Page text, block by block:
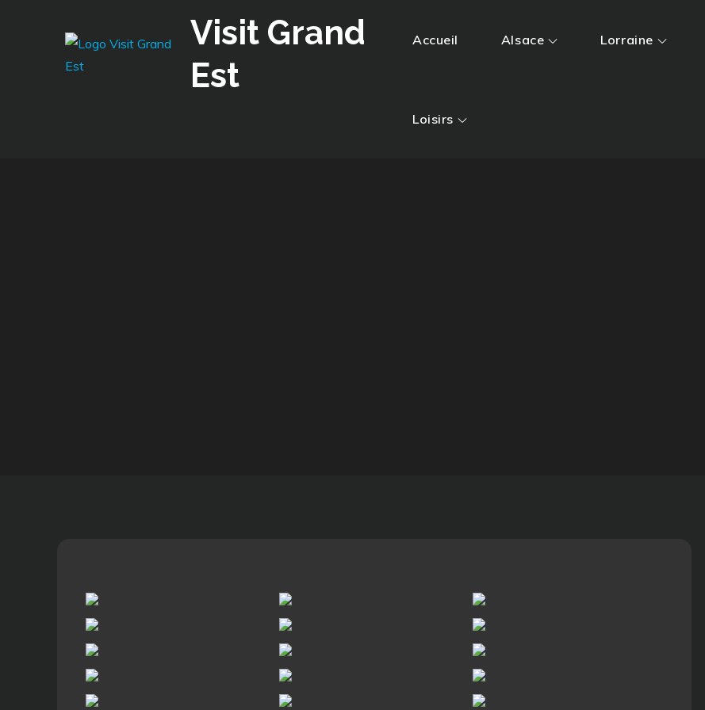
Visit Grand
Est
Accueil Alsace Lorraine
Loisirs